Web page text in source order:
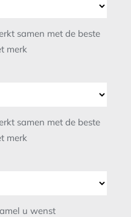
samen met de beste
merk
samen met de beste
merk
u wenst